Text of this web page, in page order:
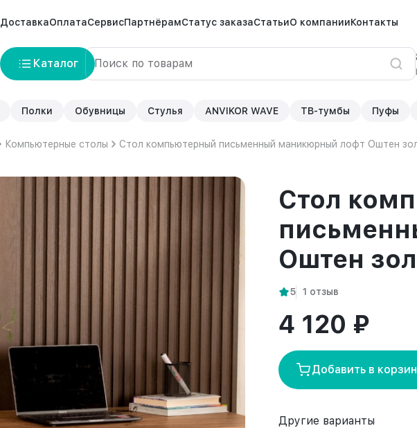
ДоставкаОплатаСервисПартнёрамСтатус заказаСтатьиО компанииКонтакты
Каталог
Полки Обувницы Стулья ANVIKOR WAVE ТВ-тумбы Пуфы
Компьютерные столы Стол компьютерный письменный маникюрный лофт Оштен
Стол
Оштен
5 1 отзыв
4 120 ₽
Добавить в
Другие варианты